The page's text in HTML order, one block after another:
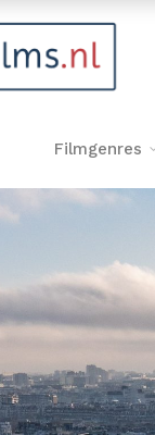
Filmgenres